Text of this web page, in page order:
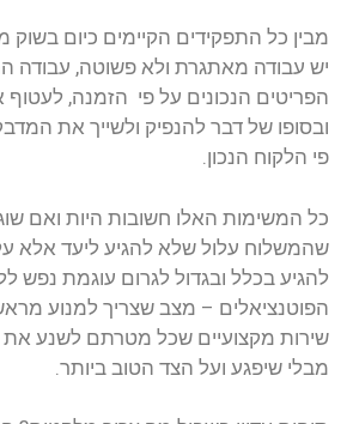
מבין כל התפקידים הקיימים כיום
יש עבודה מאתגרת ולא פשוטה,
הפריטים הנכונים על פי הזמנה,
ובסופו של דבר להנפיק ולשייך את
פי הלקוח הנכון.
כל המשימות האלו חשובות היות ואם
שהמשלוח עלול שלא להגיע ליעד אלא
להגיע בכלל ובגדול לגרום עוגמת נפש
הפוטנציאלים – מצב שצריך למנוע
שירות מקצועיים שכל מטרתם לשנע
מבלי שיפגע ועל הצד הטוב ביותר.